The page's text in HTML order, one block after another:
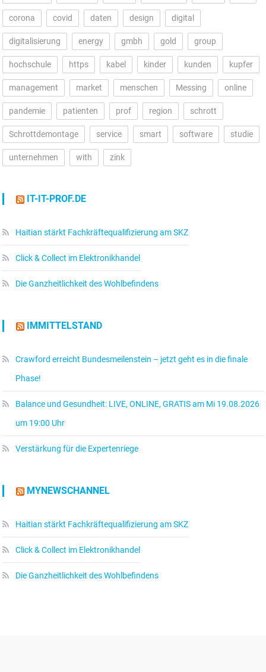
corona covid daten design digital
digitalisierung energy gmbh gold group
hochschule https kabel kinder kunden kupfer
management market menschen Messing online
pandemie patienten prof region schrott
Schrottdemontage service smart software studie
unternehmen with zink
IT-IT-PROF.DE
Haitian stärkt Fachkräftequalifizierung am SKZ
Click & Collect im Elektronikhandel
Die Ganzheitlichkeit des Wohlbefindens
IMMITTELSTAND
Crawford erreicht Bundesmeilenstein – jetzt geht es in die finale
Phase!
Balance und Gesundheit: LIVE, ONLINE, GRATIS am Mi 19.08.2026
um 19:00 Uhr
Verstärkung für die Expertenriege
MYNEWSCHANNEL
Haitian stärkt Fachkräftequalifizierung am SKZ
Click & Collect im Elektronikhandel
Die Ganzheitlichkeit des Wohlbefindens